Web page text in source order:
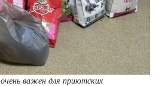
важен для приютских